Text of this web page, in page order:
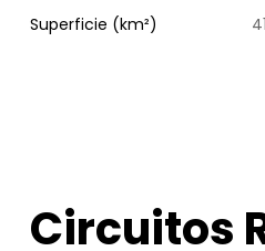
Superficie (km²)
Circuitos